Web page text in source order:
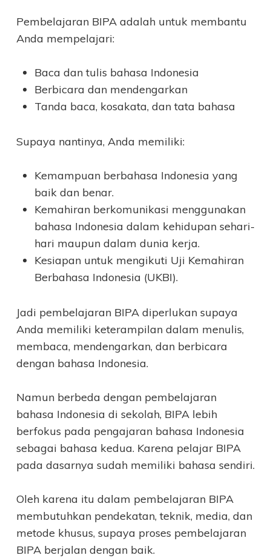
Pembelajaran BIPA adalah untuk membantu
Anda mempelajari:
Baca dan tulis bahasa Indonesia
Berbicara dan mendengarkan
Tanda baca, kosakata, dan tata bahasa
Supaya nantinya, Anda memiliki:
Kemampuan berbahasa Indonesia yang
baik dan benar.
Kemahiran berkomunikasi menggunakan
bahasa Indonesia dalam kehidupan sehari-
hari maupun dalam dunia kerja.
Kesiapan untuk mengikuti Uji Kemahiran
Berbahasa Indonesia (UKBI).
Jadi pembelajaran BIPA diperlukan supaya
Anda memiliki keterampilan dalam menulis,
membaca, mendengarkan, dan berbicara
dengan bahasa Indonesia.
Namun berbeda dengan pembelajaran
bahasa Indonesia di sekolah, BIPA lebih
berfokus pada pengajaran bahasa Indonesia
sebagai bahasa kedua. Karena pelajar BIPA
pada dasarnya sudah memiliki bahasa sendiri.
Oleh karena itu dalam pembelajaran BIPA
membutuhkan pendekatan, teknik, media, dan
metode khusus, supaya proses pembelajaran
BIPA berjalan dengan baik.